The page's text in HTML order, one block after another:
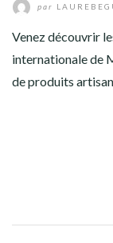
par
Venez découvrir
internationale de
de produits